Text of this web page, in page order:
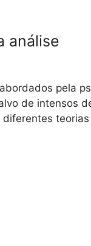
análise
pela
de intensos
diferentes teorias